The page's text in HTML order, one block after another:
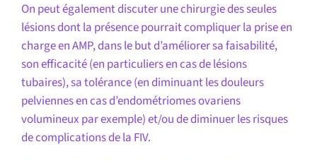
On peut également discuter une chirurgie des seules
lésions dont la présence pourrait compliquer la prise en
charge en AMP, dans le but d’améliorer sa faisabilité,
son efficacité (en particuliers en cas de lésions
tubaires), sa tolérance (en diminuant les douleurs
pelviennes en cas d’endométriomes ovariens
volumineux par exemple) et/ou de diminuer les risques
de complications de la FIV.